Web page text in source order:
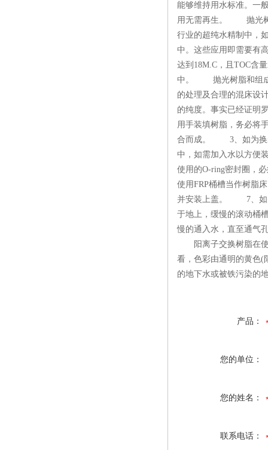
能够维持用水标准。一
用无需再生。 抛光树
行业的超纯水精制中，
中。这些应用即需要有
达到18M.C，且TOC含
中。 抛光树脂和组成
的处理及合理的混床设
的纯度。事实已经证
用手装填树脂，务必将
合而成。 3、如为换
中，如需加入水以方便
使用的O-ring密封圈，
使用FRP桶槽当作树脂
并安装上盖。 7、如先
于地上，缓慢的滚动桶
慢的通入水，直至通气
阳离子交换树脂在使
看，色彩由通明的黄色
的地下水或被铁污染的
产品：
您的单位：
您的姓名：
联系电话：